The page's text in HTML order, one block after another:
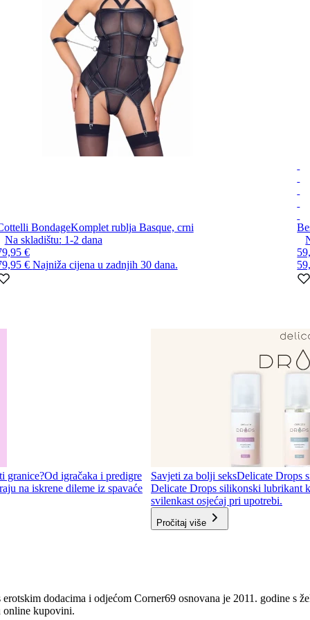
BondageKomplet rublja Basque, crni
Na skladištu: 1-2 dana
€
€ Najniža cijena u zadnjih 30 dana.
granice?Od igračaka i predigre
na iskrene dileme iz spavaće
Savjeti za bolji seksDelicate Drops
Delicate Drops silikonski lubrikant
svilenkast osjećaj pri upotrebi.
Pročitaj više
erotskim dodacima i odjećom Corner69 osnovana je 2011. godine s
online kupovini.